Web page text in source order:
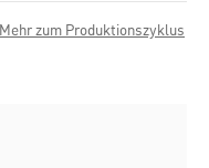
Mehr zum Produktionszyklus